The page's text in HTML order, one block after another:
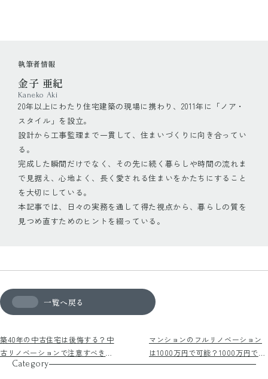
執筆者情報
金子 亜紀
Kaneko Aki
20年以上にわたり住宅建築の現場に携わり、2011年に「ノア・
スタイル」を設立。
設計から工事監理まで一貫して、住まいづくりに向き合ってい
る。
完成した瞬間だけでなく、その先に続く暮らしや時間の流れま
で見据え、心地よく、長く愛される住まいをかたちにすること
を大切にしている。
本記事では、日々の実務を通して得た視点から、暮らしの質を
見つめ直すためのヒントを綴っている。
築40年の中古住宅は後悔する？中
古リノベーションで注意すべきポ
イントを紹介！
一覧へ戻る
マンションのフルリノベーション
は1000万円で可能？1000万円でで
きる工事や会社選びのポイントを
Category